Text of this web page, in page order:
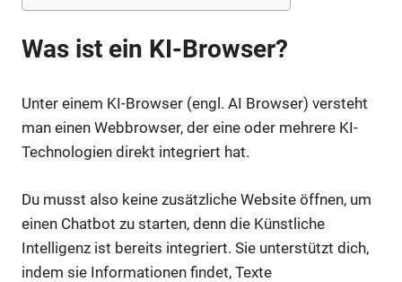
Was ist ein KI-Browser?
Unter einem KI-Browser (engl. AI Browser) versteht
man einen Webbrowser, der eine oder mehrere KI-
Technologien direkt integriert hat.
Du musst also keine zusätzliche Website öffnen, um
einen Chatbot zu starten, denn die Künstliche
Intelligenz ist bereits integriert. Sie unterstützt dich,
indem sie Informationen findet, Texte